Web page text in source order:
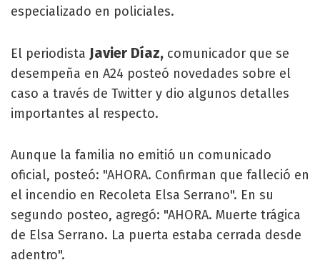
especializado en policiales.
El periodista Javier Díaz, comunicador que se
desempeña en A24 posteó novedades sobre el
caso a través de Twitter y dio algunos detalles
importantes al respecto.
Aunque la familia no emitió un comunicado
oficial, posteó: "AHORA. Confirman que falleció en
el incendio en Recoleta Elsa Serrano". En su
segundo posteo, agregó: "AHORA. Muerte trágica
de Elsa Serrano. La puerta estaba cerrada desde
adentro".